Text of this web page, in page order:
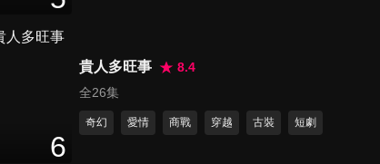
23 分鐘
第16集
6
貴人多旺事
8.4
全26集
奇幻 愛情 商戰 穿越 古裝 短劇